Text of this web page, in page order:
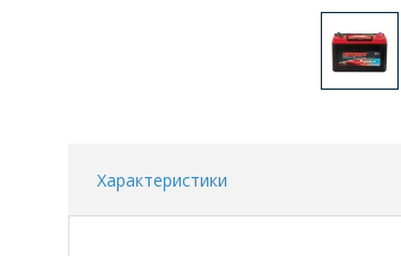
Характеристики